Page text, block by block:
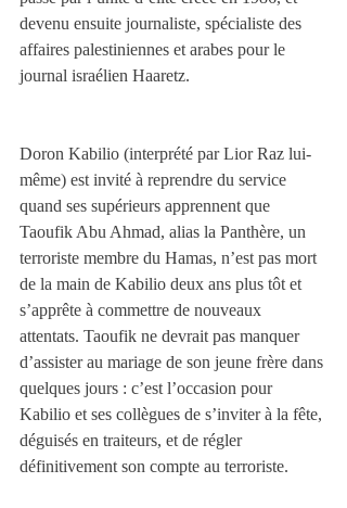
devenu ensuite journaliste, spécialiste des
affaires palestiniennes et arabes pour le
journal israélien Haaretz.
Doron Kabilio (interprété par Lior Raz lui-
même) est invité à reprendre du service
quand ses supérieurs apprennent que
Taoufik Abu Ahmad, alias la Panthère, un
terroriste membre du Hamas, n’est pas mort
de la main de Kabilio deux ans plus tôt et
s’apprête à commettre de nouveaux
attentats. Taoufik ne devrait pas manquer
d’assister au mariage de son jeune frère dans
quelques jours : c’est l’occasion pour
Kabilio et ses collègues de s’inviter à la fête,
déguisés en traiteurs, et de régler
définitivement son compte au terroriste.